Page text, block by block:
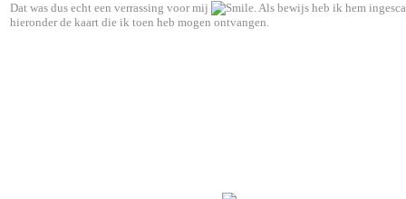
Dat was dus echt een verrassing voor mij
. Als bewijs heb ik hem
hieronder de kaart die ik toen heb mogen ontvangen.